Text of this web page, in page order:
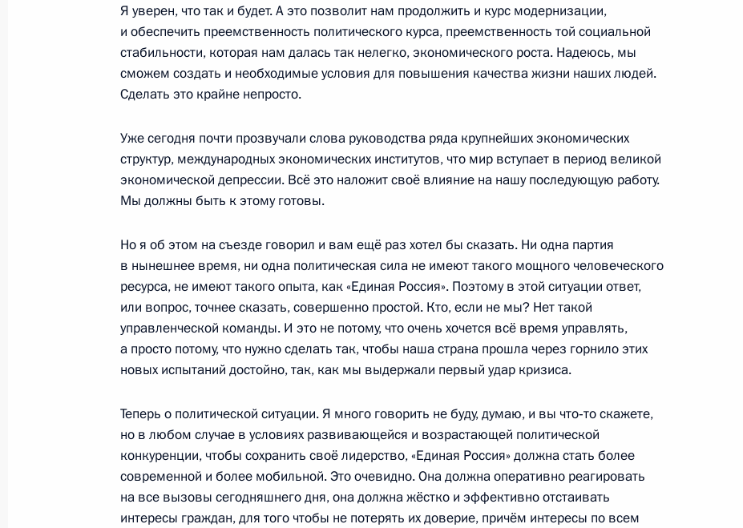
18 января 2012 года, среда
Совещание по экономическим вопросам
18 января 2012 года, 15:30 Московская область, Горки
22 декабря 2011 года, четверг
Послание Президента Федеральному Собранию
22 декабря 2011 года, 13:00
5
17 декабря 2011 года, суббота
Встреча с активом партии «Единая Россия»
17 декабря 2011 года, 14:30 Московская область, Горки
13 декабря 2011 года, вторник
Встреча с лидерами парламентских партий
13 декабря 2011 года, 17:00 Московская область, Горки
1
Я уверен, что так и будет. А это позволит нам продолжить и курс модернизации,
и обеспечить преемственность политического курса, преемственность той социальной
стабильности, которая нам далась так нелегко, экономического роста. Надеюсь, мы
сможем создать и необходимые условия для повышения качества жизни наших людей.
Сделать это крайне непросто.
Уже сегодня почти прозвучали слова руководства ряда крупнейших экономических
структур, международных экономических институтов, что мир вступает в период великой
экономической депрессии. Всё это наложит своё влияние на нашу последующую работу.
Мы должны быть к этому готовы.
Но я об этом на съезде говорил и вам ещё раз хотел бы сказать. Ни одна партия
в нынешнее время, ни одна политическая сила не имеют такого мощного человеческого
ресурса, не имеют такого опыта, как «Единая Россия». Поэтому в этой ситуации ответ,
или вопрос, точнее сказать, совершенно простой. Кто, если не мы? Нет такой
управленческой команды. И это не потому, что очень хочется всё время управлять,
а просто потому, что нужно сделать так, чтобы наша страна прошла через горнило этих
новых испытаний достойно, так, как мы выдержали первый удар кризиса.
Теперь о политической ситуации. Я много говорить не буду, думаю, и вы что‑то скажете,
но в любом случае в условиях развивающейся и возрастающей политической
конкуренции, чтобы сохранить своё лидерство, «Единая Россия» должна стать более
современной и более мобильной. Это очевидно. Она должна оперативно реагировать
на все вызовы сегодняшнего дня, она должна жёстко и эффективно отстаивать
интересы граждан, для того чтобы не потерять их доверие, причём интересы по всем